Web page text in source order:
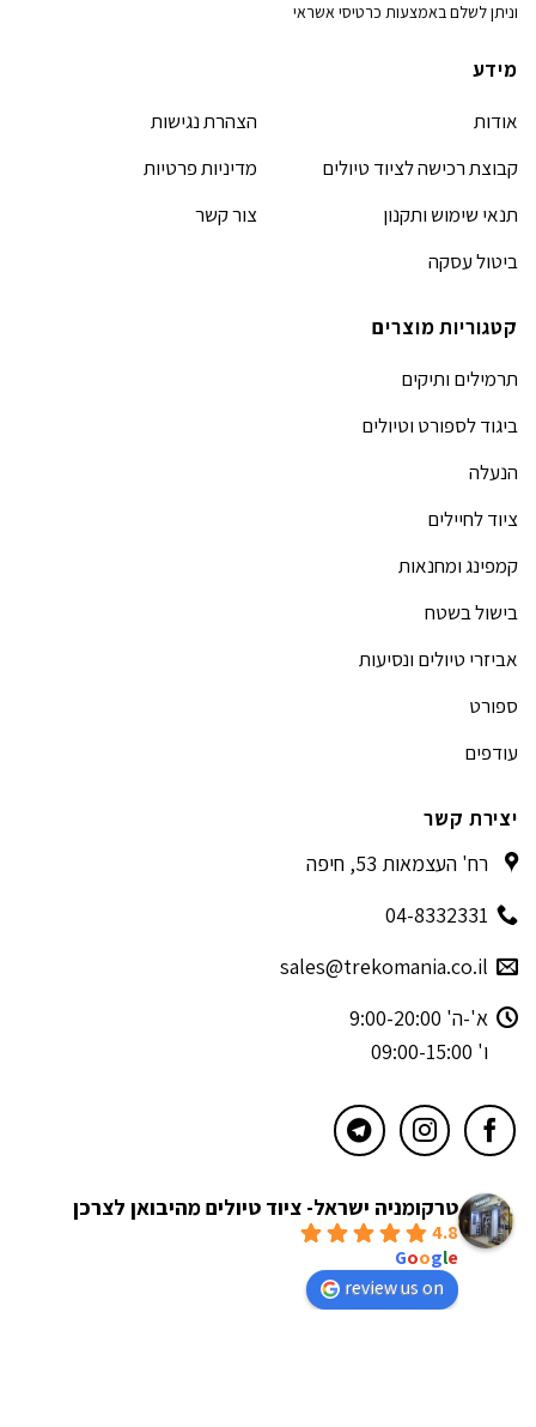
וניתן לשלם באמצעות כרטיסי אשראי
מידע
אודות
קבוצת רכישה לציוד טיולים
תנאי שימוש ותקנון
ביטול עסקה
הצהרת נגישות
מדיניות פרטיות
צור קשר
קטגוריות מוצרים
תרמילים ותיקים
ביגוד לספורט וטיולים
הנעלה
ציוד לחיילים
קמפינג ומחנאות
בישול בשטח
אביזרי טיולים ונסיעות
ספורט
עודפים
יצירת קשר
רח' העצמאות 53, חיפה
04-8332331
sales@trekomania.co.il
א'-ה' 9:00-20:00
ו' 09:00-15:00
טרקומניה ישראל- ציוד טיולים מהיבואן לצרכן
4.8
Google
review us on